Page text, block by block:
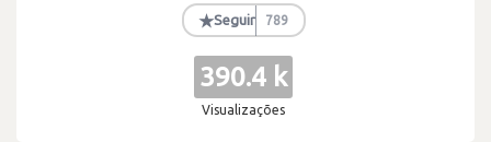
★Seguir 789
390.4 k
Visualizações